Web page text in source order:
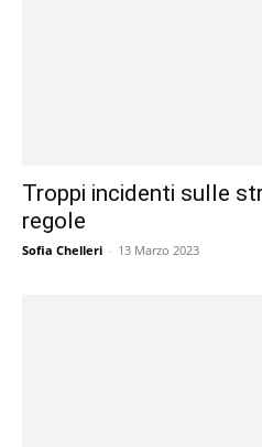
Troppi incidenti sulle
regole
Sofia Chelleri - 13 Marzo 2023